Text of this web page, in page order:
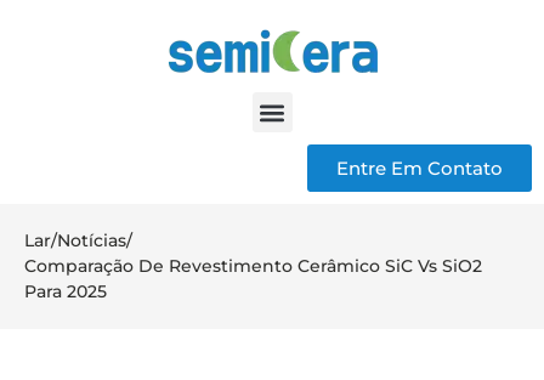
Entre Em Contato
Lar/Notícias/
Comparação De Revestimento Cerâmico SiC Vs SiO2
Para 2025